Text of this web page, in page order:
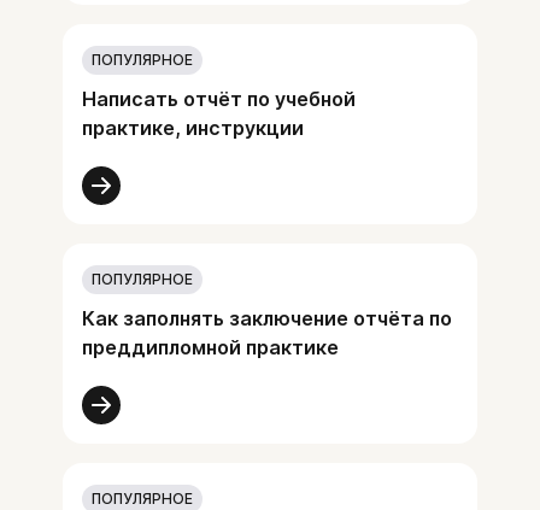
ПОПУЛЯРНОЕ
Написать отчёт по учебной
практике, инструкции
ПОПУЛЯРНОЕ
Как заполнять заключение отчёта по
преддипломной практике
ПОПУЛЯРНОЕ